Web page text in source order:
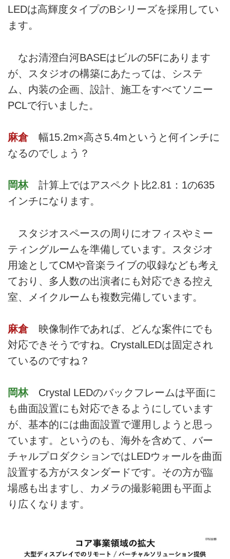
LEDは高輝度タイプのBシリーズを採用してい
ます。
なお清澄白河BASEはビルの5Fにあります
が、スタジオの構築にあたっては、システ
ム、内装の企画、設計、施工をすべてソニー
PCLで行いました。
麻倉幅15.2m×高さ5.4mというと何インチに
なるのでしょう？
岡林計算上ではアスペクト比2.81：1の635
インチになります。
スタジオスペースの周りにオフィスやミー
ティングルームを準備しています。スタジオ
用途としてCMや音楽ライブの収録なども考え
ており、多人数の出演者にも対応できる控え
室、メイクルームも複数完備しています。
麻倉映像制作であれば、どんな案件にでも
対応できそうですね。CrystalLEDは固定され
ているのですね？
岡林Crystal LEDのバックフレームは平面に
も曲面設置にも対応できるようにしています
が、基本的には曲面設置で運用しようと思っ
ています。というのも、海外を含めて、バー
チャルプロダクションではLEDウォールを曲面
設置する方がスタンダードです。その方が臨
場感も出ますし、カメラの撮影範囲も平面よ
り広くなります。